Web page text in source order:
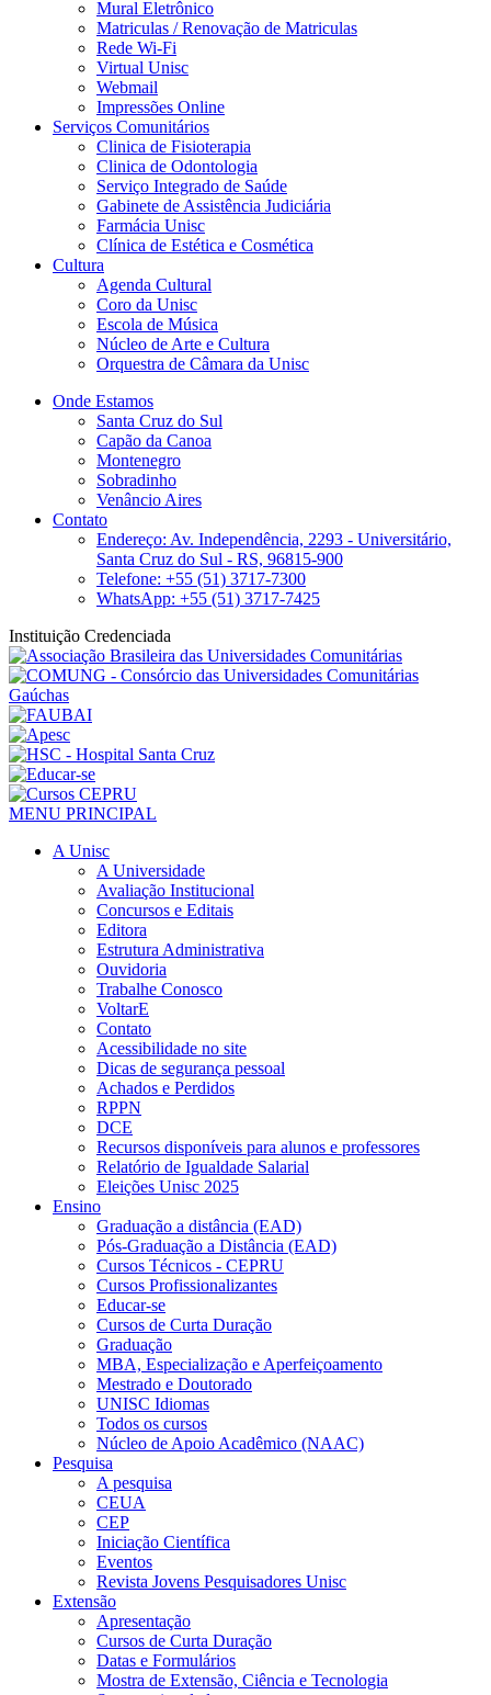
Mural Eletrônico
Matriculas / Renovação de Matriculas
Rede Wi-Fi
Virtual Unisc
Webmail
Impressões Online
Serviços Comunitários
Clinica de Fisioterapia
Clinica de Odontologia
Serviço Integrado de Saúde
Gabinete de Assistência Judiciária
Farmácia Unisc
Clínica de Estética e Cosmética
Cultura
Agenda Cultural
Coro da Unisc
Escola de Música
Núcleo de Arte e Cultura
Orquestra de Câmara da Unisc
Onde Estamos
Santa Cruz do Sul
Capão da Canoa
Montenegro
Sobradinho
Venâncio Aires
Contato
Endereço: Av. Independência, 2293 - Universitário,
Santa Cruz do Sul - RS, 96815-900
Telefone: +55 (51) 3717-7300
WhatsApp: +55 (51) 3717-7425
Instituição Credenciada
MENU PRINCIPAL
A Unisc
A Universidade
Avaliação Institucional
Concursos e Editais
Editora
Estrutura Administrativa
Ouvidoria
Trabalhe Conosco
VoltarE
Contato
Acessibilidade no site
Dicas de segurança pessoal
Achados e Perdidos
RPPN
DCE
Recursos disponíveis para alunos e professores
Relatório de Igualdade Salarial
Eleições Unisc 2025
Ensino
Graduação a distância (EAD)
Pós-Graduação a Distância (EAD)
Cursos Técnicos - CEPRU
Cursos Profissionalizantes
Educar-se
Cursos de Curta Duração
Graduação
MBA, Especialização e Aperfeiçoamento
Mestrado e Doutorado
UNISC Idiomas
Todos os cursos
Núcleo de Apoio Acadêmico (NAAC)
Pesquisa
A pesquisa
CEUA
CEP
Iniciação Científica
Eventos
Revista Jovens Pesquisadores Unisc
Extensão
Apresentação
Cursos de Curta Duração
Datas e Formulários
Mostra de Extensão, Ciência e Tecnologia